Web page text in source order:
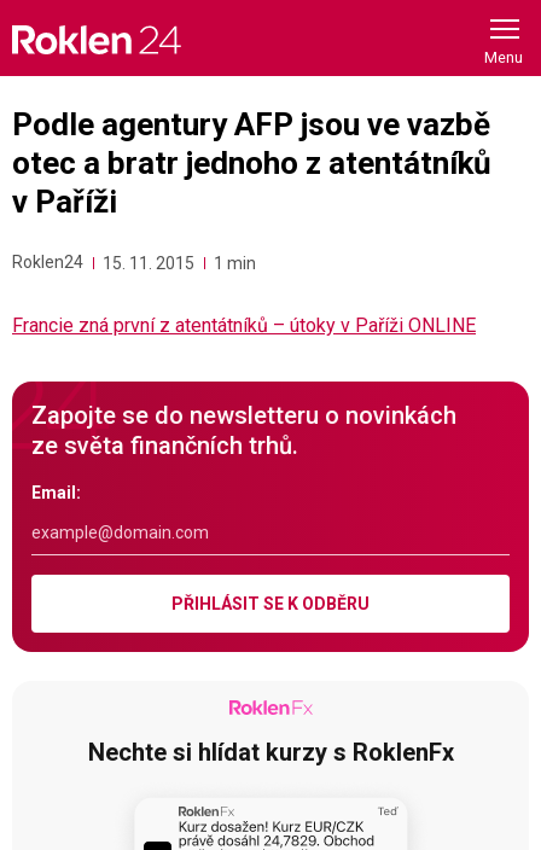
content
Podle agentury AFP jsou ve vazbě
otec a bratr jednoho z atentátníků
v Paříži
Roklen24 15. 11. 2015 1 min
Francie zná první z atentátníků – útoky v Paříži ONLINE
Zapojte se do newsletteru o novinkách
ze světa finančních trhů.
Email:
PŘIHLÁSIT SE K ODBĚRU
Nechte si hlídat kurzy s RoklenFx